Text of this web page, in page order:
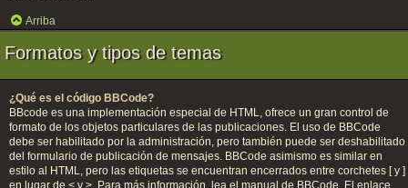
Arriba
Formatos y tipos de temas
¿Qué es el código BBCode?
BBcode es una implementación especial de HTML, ofrece un gran control de
formato de los objetos particulares de las publicaciones. El uso de BBCode
debe ser habilitado por la administración, pero también puede ser deshabilitado
del formulario de publicación de mensajes. BBCode asimismo es similar en
estilo al HTML, pero las etiquetas se encuentran encerrados entre corchetes [ y ]
en lugar de < y >. Para más información, lea el manual de BBCode. El enlace